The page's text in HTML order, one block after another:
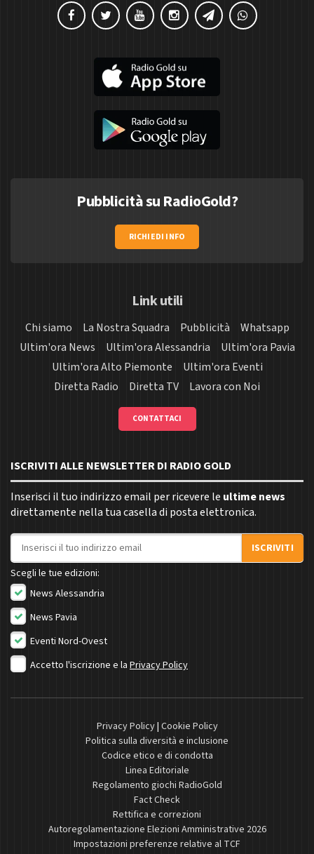
Pubblicità su RadioGold?
RICHIEDI INFO
Link utili
Chi siamo La Nostra Squadra Pubblicità
Whatsapp
Ultim'ora News
Ultim'ora Alessandria
Ultim'ora Pavia
Ultim'ora Alto Piemonte
Ultim'ora Eventi
Diretta Radio
Diretta TV Lavora con Noi
CONTATTACI
ISCRIVITI ALLE NEWSLETTER DI RADIO GOLD
Inserisci il tuo indirizzo email per ricevere le ultime news
direttamente nella tua casella di posta elettronica.
Indirizzo email
ISCRIVITI
Scegli le tue edizioni:
News Alessandria
News Pavia
Eventi Nord-Ovest
Accetto l'iscrizione e la Privacy Policy
Privacy Policy| Cookie Policy
Politica sulla diversità e inclusione
Codice etico e di condotta
Linea Editoriale
Regolamento giochi RadioGold
Fact Check
Rettifica e correzioni
Autoregolamentazione Elezioni Amministrative 2026
Impostazioni preferenze relative al TCF